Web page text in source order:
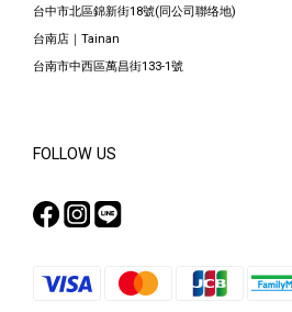
台中市北區錦新街18號(同公司聯络地)
台南店｜Tainan
台南市中西區萬昌街133-1號
FOLLOW US